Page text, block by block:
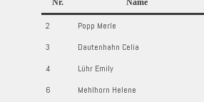
Nr. Name
2 Popp Merle
3
Dautenhahn Celia
4
Lühr Emily
6
Mehlhorn Helene